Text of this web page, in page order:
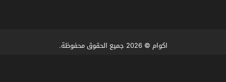
اكوام © 2026 جميع الحقوق محفوظة.